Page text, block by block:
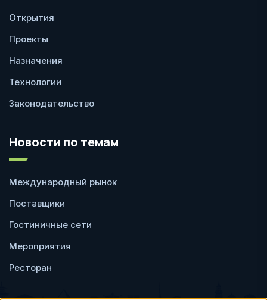
Открытия
Проекты
Назначения
Технологии
Законодательство
Новости по темам
Международный рынок
Поставщики
Гостиничные сети
Мероприятия
Ресторан